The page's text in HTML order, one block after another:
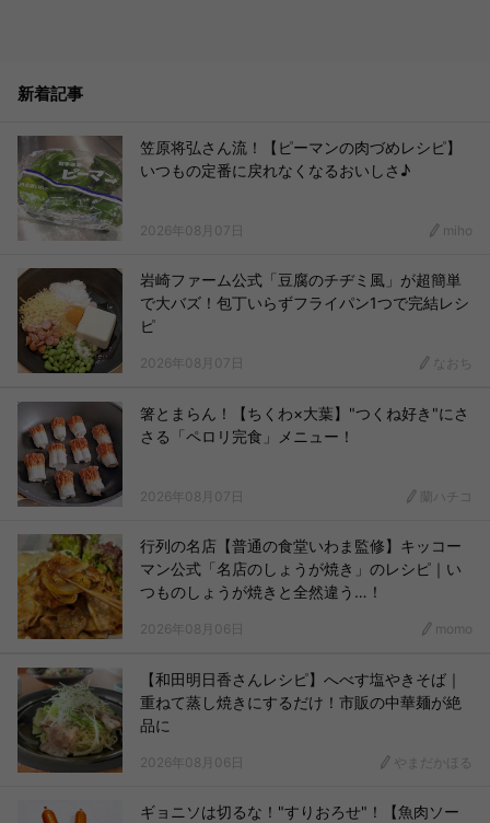
新着記事
笠原将弘さん流！【ピーマンの肉づめレシピ】
いつもの定番に戻れなくなるおいしさ♪
2026年08月07日 miho
岩崎ファーム公式「豆腐のチヂミ風」が超簡単
で大バズ！包丁いらずフライパン1つで完結レシ
ピ
2026年08月07日 なおち
箸とまらん！【ちくわ×大葉】"つくね好き"にさ
さる「ペロリ完食」メニュー！
2026年08月07日 蘭ハチコ
行列の名店【普通の食堂いわま監修】キッコー
マン公式「名店のしょうが焼き」のレシピ｜い
つものしょうが焼きと全然違う…！
2026年08月06日 momo
【和田明日香さんレシピ】へべす塩やきそば｜
重ねて蒸し焼きにするだけ！市販の中華麺が絶
品に
2026年08月06日 やまだかほる
ギョニソは切るな！"すりおろせ"！【魚肉ソー